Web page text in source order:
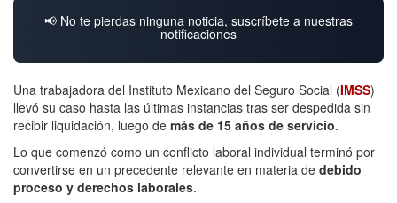
📢 No te pierdas ninguna noticia, suscríbete a nuestras
notificaciones
Una trabajadora del Instituto Mexicano del Seguro Social (IMSS)
llevó su caso hasta las últimas instancias tras ser despedida sin
recibir liquidación, luego de más de 15 años de servicio.
Lo que comenzó como un conflicto laboral individual terminó por
convertirse en un precedente relevante en materia de debido
proceso y derechos laborales.